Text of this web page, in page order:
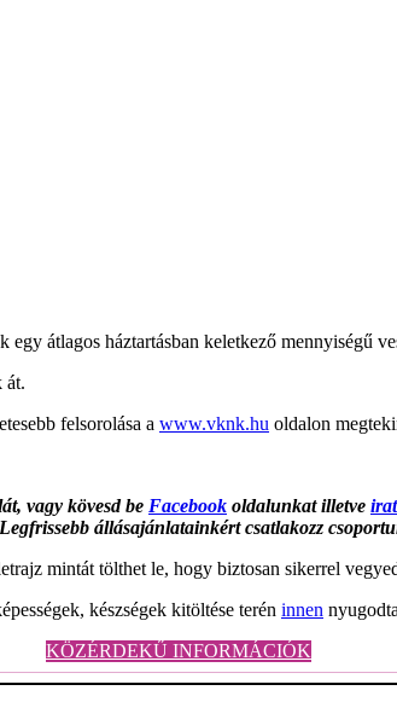
átlagos háztartásban keletkező mennyiségű
át.
felsorolása a www.vknk.hu oldalon
vagy kövesd be Facebook oldalunkat illetve
állásajánlatainkért csatlakozz
mintát tölthet le, hogy biztosan sikerrel
készségek kitöltése terén innen
KÖZÉRDEKŰ INFORMÁCIÓK